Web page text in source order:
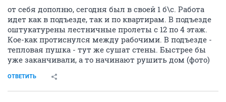
от себя дополню, сегодня был в своей 1 б\с. Работа
идет как в подъезде, так и по квартирам. В подъезде
оштукатурены лестничные пролеты с 12 по 4 этаж.
Кое-как протиснулся между рабочими. В подъезде -
тепловая пушка - тут же сушат стены. Быстрее бы
уже заканчивали, а то начинают рушить дом (фото)
ОТВЕТИТЬ